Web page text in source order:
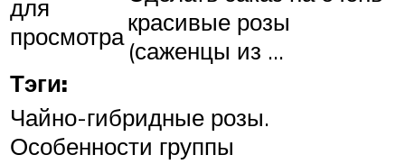
для
просмотракрасивые розы
(саженцы из …
Тэги:
Чайно-гибридные розы.
Особенности группы